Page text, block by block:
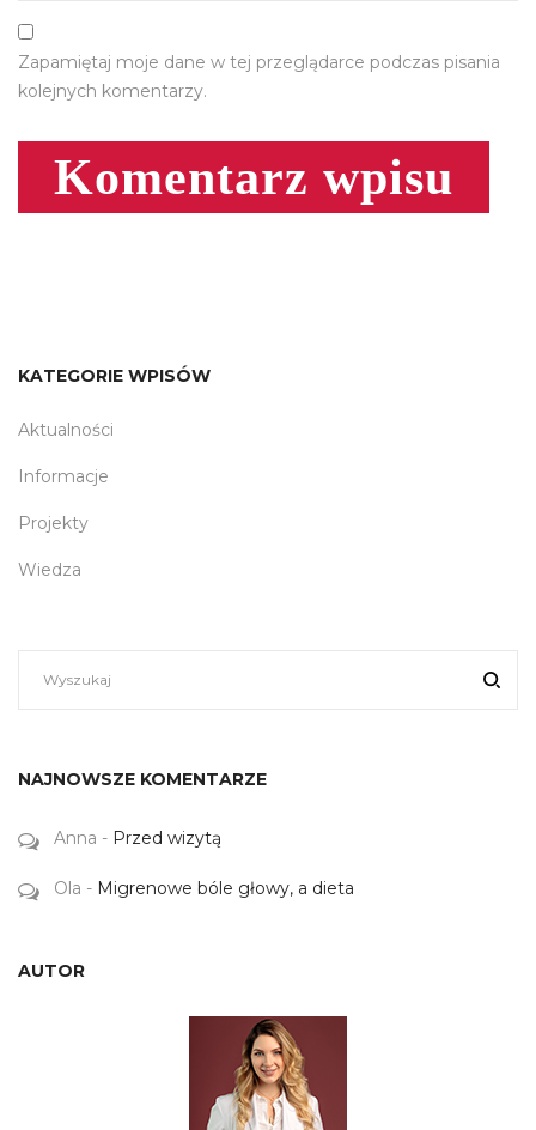
Zapamiętaj moje dane w tej przeglądarce podczas pisania
kolejnych komentarzy.
KATEGORIE WPISÓW
Aktualności
Informacje
Projekty
Wiedza
NAJNOWSZE KOMENTARZE
Anna - Przed wizytą
Ola - Migrenowe bóle głowy, a dieta
AUTOR